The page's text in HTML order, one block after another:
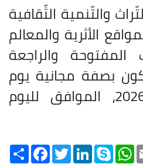
والتّنمية الثّقافية
الأثرية والمعالم
المفتوحة والراجعة
بصفة مجانية يوم
الاثنين 18 ماي 2026، الموافق لليوم
Share
FacebookTwitterLinkedInSkype
WhatsApp